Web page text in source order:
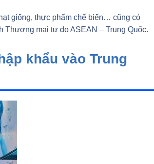
giống, thực phẩm chế biến… cũng có
Thương mại tự do ASEAN – Trung Quốc.
khẩu vào Trung